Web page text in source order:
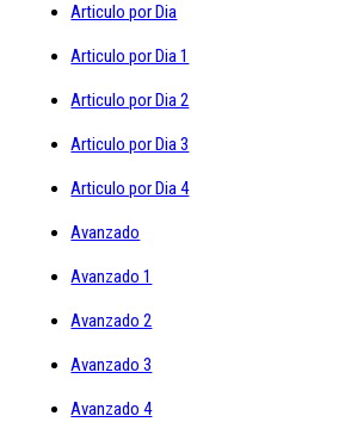
Articulo por Dia
Articulo por Dia 1
Articulo por Dia 2
Articulo por Dia 3
Articulo por Dia 4
Avanzado
Avanzado 1
Avanzado 2
Avanzado 3
Avanzado 4